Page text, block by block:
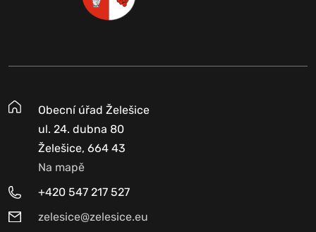
Obecní úřad Želešice
ul. 24. dubna 80
Želešice, 664 43
Na mapě
+420 547 217 527
zelesice@zelesice.eu